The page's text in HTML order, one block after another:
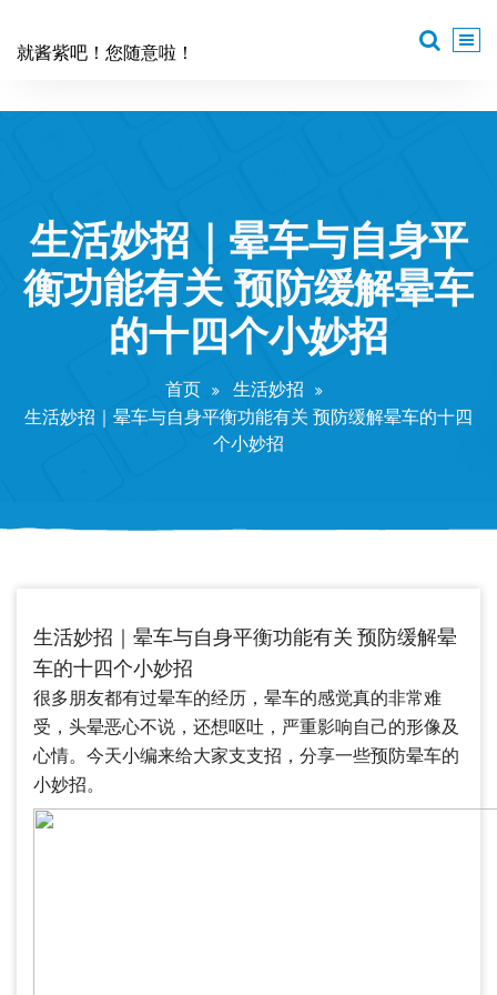
就酱紫吧！您随意啦！
生活妙招｜晕车与自身平
衡功能有关 预防缓解晕车
的十四个小妙招
首页
生活妙招
生活妙招｜晕车与自身平衡功能有关 预防缓解晕车的十四
个小妙招
生活妙招｜晕车与自身平衡功能有关 预防缓解晕
车的十四个小妙招
很多朋友都有过晕车的经历，晕车的感觉真的非常难
受，头晕恶心不说，还想呕吐，严重影响自己的形像及
心情。今天小编来给大家支支招，分享一些预防晕车的
小妙招。